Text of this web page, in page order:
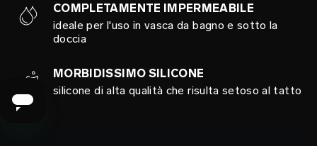
COMPLETAMENTE IMPERMEABILE
ideale per l'uso in vasca da bagno e sotto la
doccia
MORBIDISSIMO SILICONE
silicone di alta qualità che risulta setoso al tatto